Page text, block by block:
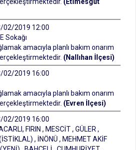
02/2019 12:00
Sokağı
amacıyla planlı bakım onarım
(Nallıhan İlçesi)
02/2019 16:00
amacıyla planlı bakım onarım
(Evren İlçesi)
02/2019 16:00
FIRIN , MESCİT , GÜLER ,
, İNÖNÜ , MEHMET AKİF